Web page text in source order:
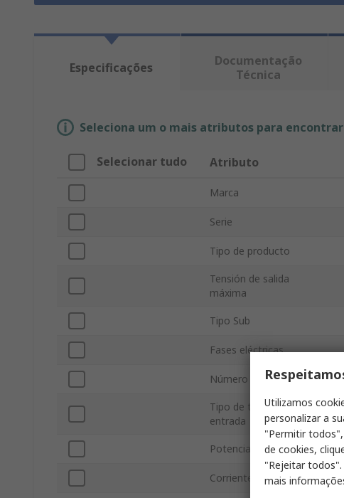
Especificações
Documentação
Técnica
Seleciona um o mais atributos para
Selecionar tudo Atributo
Marca
Serie
Tipo de producto
Tensión de salida
máxima
Tipo Sub
Fases eléctricas
Número de Salidas
Tipo de tensión de
entrada
Potencia
Corriente de Salida
Utilizamos
personalizar a
"Permitir
de cookies,
"Rejeitar todos".
mais